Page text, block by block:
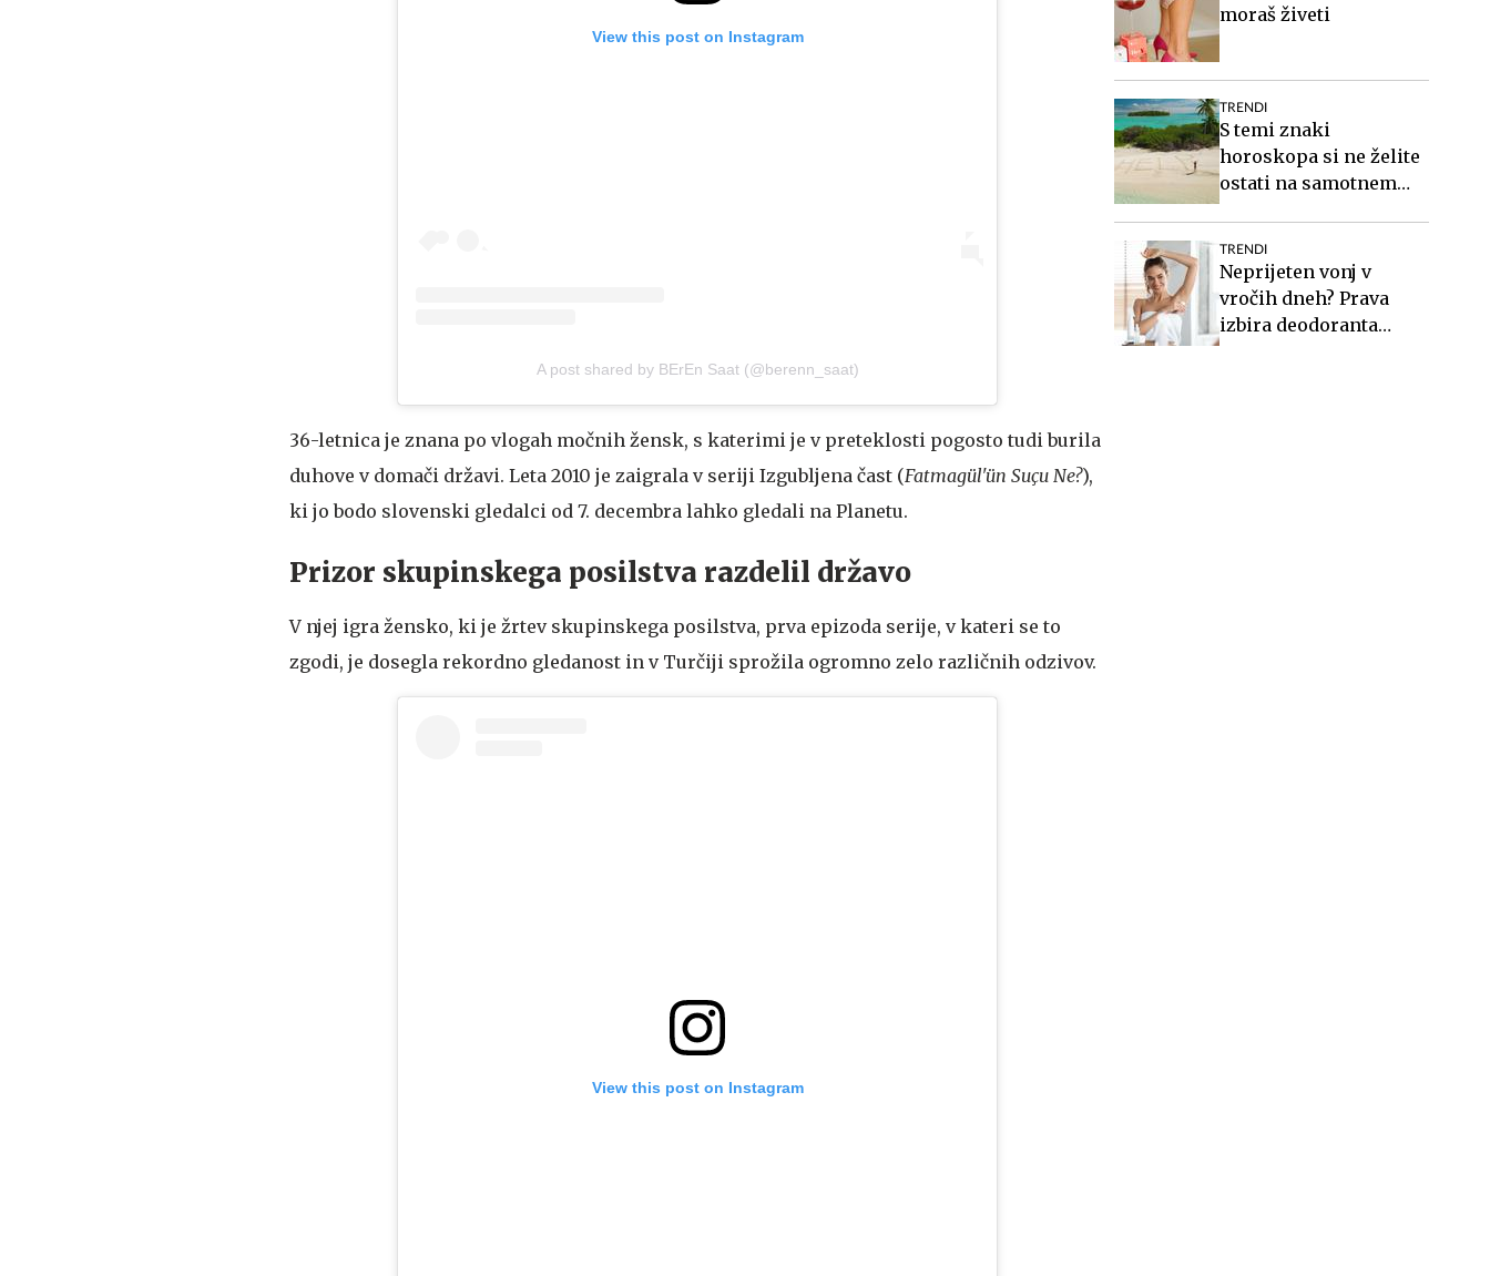
View this post on Instagram
A post shared by BErEn Saat (@berenn_saat)
36-letnica je znana po vlogah močnih žensk, s katerimi je v preteklosti pogosto tudi burila
duhove v domači državi. Leta 2010 je zaigrala v seriji Izgubljena čast (Fatmagül'ün Suçu Ne?),
ki jo bodo slovenski gledalci od 7. decembra lahko gledali na Planetu.
Prizor skupinskega posilstva razdelil državo
V njej igra žensko, ki je žrtev skupinskega posilstva, prva epizoda serije, v kateri se to
zgodi, je dosegla rekordno gledanost in v Turčiji sprožila ogromno zelo različnih odzivov.
View this post on Instagram
moraš živeti
TRENDI
S temi znaki
horoskopa si ne želite
ostati na samotnem
TRENDI
Neprijeten vonj v
vročih dneh? Prava
izbira deodoranta